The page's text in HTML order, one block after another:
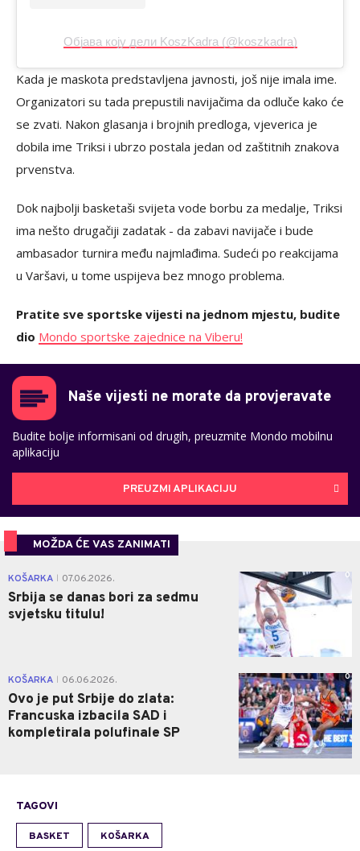
Објава коју дели KoszKadra (@koszkadra)
Kada je maskota predstavljena javnosti, još nije imala ime.
Organizatori su tada prepustili navijačima da odluče kako će
se zvati. Nakon glasanja i brojnih predloga, vjeverica je
dobila ime Triksi i ubrzo postala jedan od zaštitnih znakova
prvenstva.
Dok najbolji basketaši svijeta vode borbu za medalje, Triksi
ima nešto drugačiji zadatak - da zabavi navijače i bude
ambasador turnira među najmlađima. Sudeći po reakcijama
u Varšavi, u tome uspijeva bez mnogo problema.
Pratite sve sportske vijesti na jednom mjestu, budite
dio Mondo sportske zajednice na Viberu!
Naše vijesti ne morate da provjeravate
Budite bolje informisani od drugih, preuzmite Mondo mobilnu
aplikaciju
PREUZMI APLIKACIJU
MOŽDA ĆE VAS ZANIMATI
KOŠARKA 07.06.2026.
Srbija se danas bori za sedmu
svjetsku titulu!
0
KOŠARKA 06.06.2026.
Ovo je put Srbije do zlata:
Francuska izbacila SAD i
kompletirala polufinale SP
0
TAGOVI
BASKET KOŠARKA